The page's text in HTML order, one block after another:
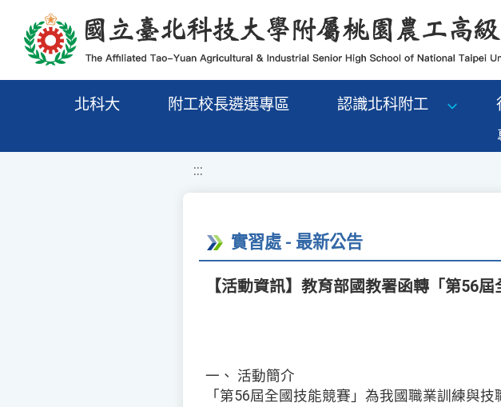
移至網頁之主要內容區位置
北科大 附工校長遴選專區 認識北科附工
:::
實習處 - 最新公告
【活動資訊】教育部國教署函轉「第56
一、 活動簡介
「第56屆全國技能競賽」為我國職業訓練與